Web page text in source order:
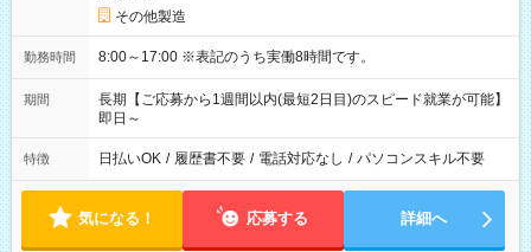
その他製造
勤務時間 8:00～17:00 ※表記のうち実働8時間です。
期間
長期【ご応募から1週間以内(最短2日目)のスピード就業が可能】
即日～
特徴 日払いOK / 履歴書不要 / 電話対応なし / パソコンスキル不要
気になる！ 応募する 詳細へ